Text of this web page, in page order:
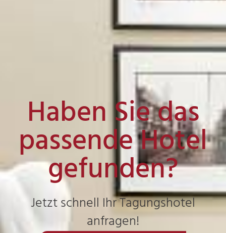
Haben Sie das
passende Hotel
gefunden?
Jetzt schnell Ihr Tagungshotel
anfragen!